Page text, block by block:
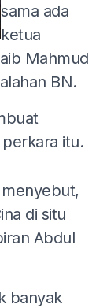
sama ada
ketua
Mahmud
BN.
itu.
di situ
Abdul
banyak